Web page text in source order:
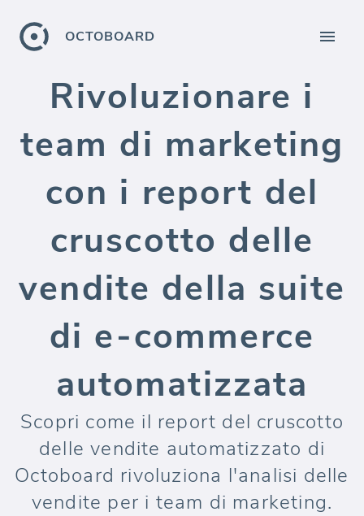
OCTOBOARD
Rivoluzionare i
team di marketing
con i report del
cruscotto delle
vendite della suite
di e-commerce
automatizzata
Scopri come il report del cruscotto
delle vendite automatizzato di
Octoboard rivoluziona l'analisi delle
vendite per i team di marketing.